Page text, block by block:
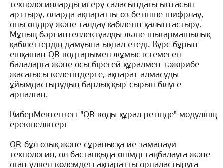
технологияларды игеру саласындағы ынтасын
арттыру, оларда ақпаратты өз бетінше шифрлау,
оны өндіру және талдау қабілетін қалыптастыру.
Мұның бәрі интеллектуалды және шығармашылық
қабілеттердің дамуына ықпал етеді. Курс бұрын
ешқашан QR кодтарымен жұмыс істемеген
балаларға және осы бірегей құралмен тәжірибе
жасағысы келетіндерге, ақпарат алмасуды
ұйымдастырудың барлық қыр-сырын білуге
арналған.
КиберМектептегі "QR коды құрал ретінде" модулінің
ерекшеліктері
QR-бұл озық және сұранысқа ие заманауи
технология, ол бастапқыда өнімді таңбалауға және
оған үлкен көлемдегі ақпаратты орналастыруға